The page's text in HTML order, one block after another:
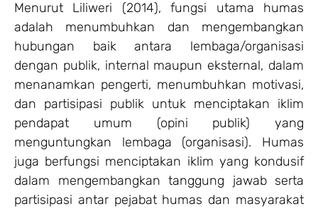
Menurut Liliweri (2014), fungsi utama humas
adalah menumbuhkan dan mengembangkan
hubungan baik antara lembaga/organisasi
dengan publik, internal maupun eksternal, dalam
menanamkan pengerti, menumbuhkan motivasi,
dan partisipasi publik untuk menciptakan iklim
pendapat umum (opini publik) yang
menguntungkan lembaga (organisasi). Humas
juga berfungsi menciptakan iklim yang kondusif
dalam mengembangkan tanggung jawab serta
partisipasi antar pejabat humas dan masyarakat